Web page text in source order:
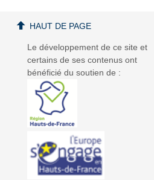
Le développement de ce site et
certains de ses contenus ont
bénéficié du soutien de :
HAUT DE PAGE